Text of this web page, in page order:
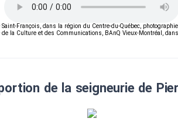
François, dans la région du Centre-du-Québec,
la Culture et des Communications, BAnQ Vieux-Montréal,
de la seigneurie de